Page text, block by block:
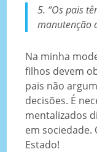
5. “Os pais
manutenção
Na minha
filhos devem
pais não
decisões. É
mentalizados
em sociedade.
Estado!